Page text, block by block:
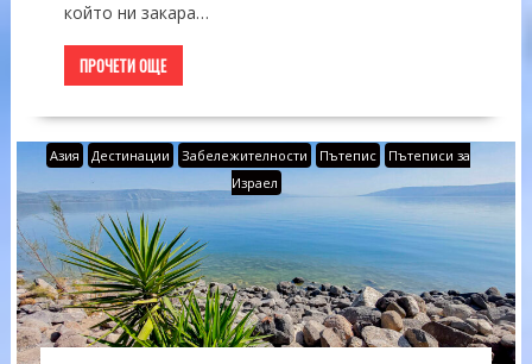
който ни закара…
ПРОЧЕТИ ОЩЕ
Азия Дестинации Забележителности Пътепис
Пътеписи за
Израел